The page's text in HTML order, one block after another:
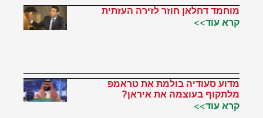
מוחמד דחלאן חוזר לזירה העזתית
קרא עוד>>
מדוע סעודיה בולמת את טראמפ
מלתקוף בעוצמה את איראן?
קרא עוד>>